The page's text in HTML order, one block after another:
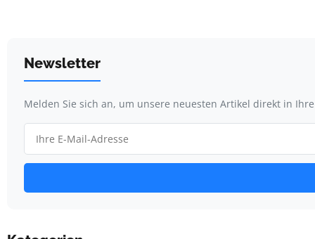
Newsletter
Melden Sie sich an, um unsere neuesten Artikel direkt in